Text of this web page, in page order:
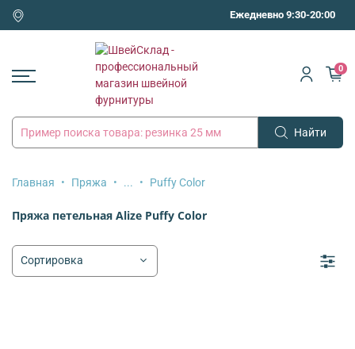
Ежедневно 9:30-20:00
Найти
0
Главная Пряжа ... Puffy Color
Пряжа петельная Alize Puffy Color